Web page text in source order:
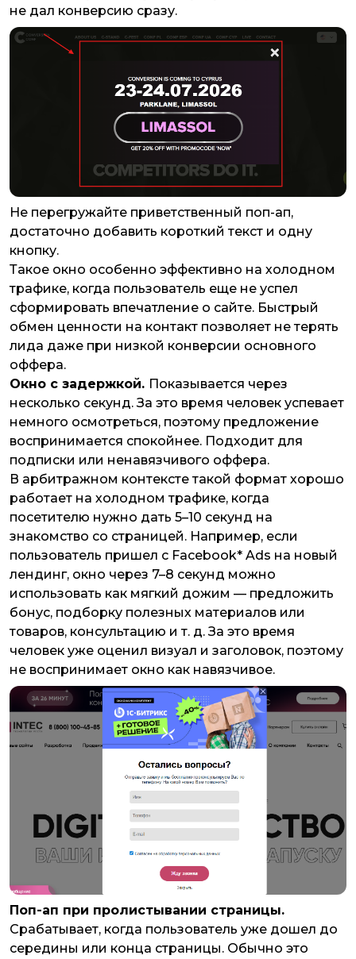
не дал конверсию сразу.
Не перегружайте приветственный поп-ап,
достаточно добавить короткий текст и одну
кнопку.
Такое окно особенно эффективно на холодном
трафике, когда пользователь еще не успел
сформировать впечатление о сайте. Быстрый
обмен ценности на контакт позволяет не терять
лида даже при низкой конверсии основного
оффера.
Окно с задержкой. Показывается через
несколько секунд. За это время человек успевает
немного осмотреться, поэтому предложение
воспринимается спокойнее. Подходит для
подписки или ненавязчивого оффера.
В арбитражном контексте такой формат хорошо
работает на холодном трафике, когда
посетителю нужно дать 5–10 секунд на
знакомство со страницей. Например, если
пользователь пришел с Facebook* Ads на новый
лендинг, окно через 7–8 секунд можно
использовать как мягкий дожим — предложить
бонус, подборку полезных материалов или
товаров, консультацию и т. д. За это время
человек уже оценил визуал и заголовок, поэтому
не воспринимает окно как навязчивое.
Поп-ап при пролистывании страницы.
Срабатывает, когда пользователь уже дошел до
середины или конца страницы. Обычно это